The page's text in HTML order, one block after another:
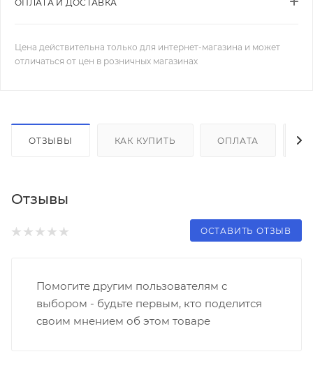
ОПЛАТА И ДОСТАВКА
Цена действительна только для интернет-магазина и может
отличаться от цен в розничных магазинах
ОТЗЫВЫ КАК КУПИТЬ ОПЛАТА
Отзывы
ОСТАВИТЬ ОТЗЫВ
Помогите другим пользователям с
выбором - будьте первым, кто поделится
своим мнением об этом товаре